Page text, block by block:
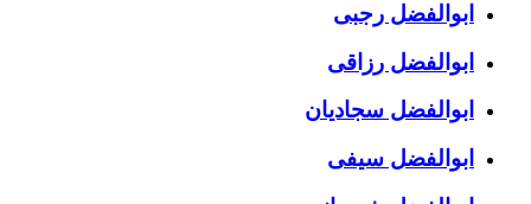
ابوالفضل رجبی
ابوالفضل رزاقی
ابوالفضل سجادیان
ابوالفضل سیفی